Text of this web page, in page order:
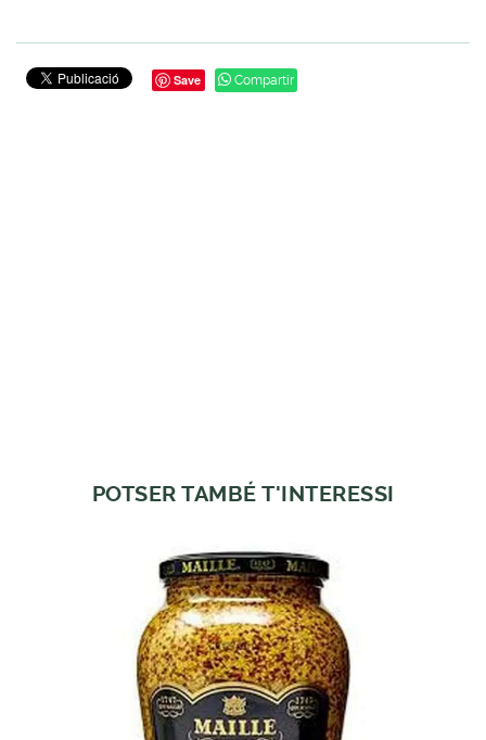
Save Compartir
POTSER TAMBÉ T'INTERESSI